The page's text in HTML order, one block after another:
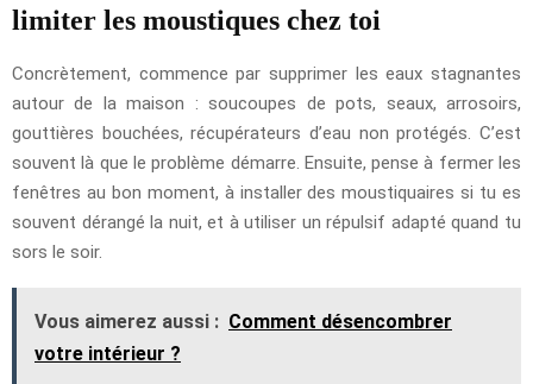
limiter les moustiques chez toi
Concrètement, commence par supprimer les eaux stagnantes
autour de la maison : soucoupes de pots, seaux, arrosoirs,
gouttières bouchées, récupérateurs d’eau non protégés. C’est
souvent là que le problème démarre. Ensuite, pense à fermer les
fenêtres au bon moment, à installer des moustiquaires si tu es
souvent dérangé la nuit, et à utiliser un répulsif adapté quand tu
sors le soir.
Vous aimerez aussi : Comment désencombrer
votre intérieur ?